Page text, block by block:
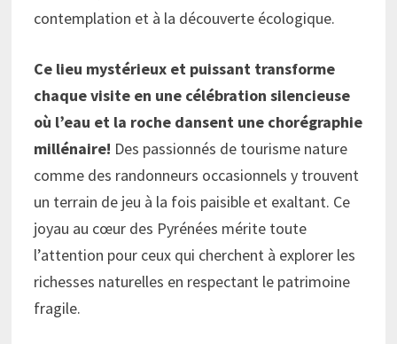
contemplation et à la découverte écologique.
Ce lieu mystérieux et puissant transforme
chaque visite en une célébration silencieuse
où l’eau et la roche dansent une chorégraphie
millénaire! Des passionnés de tourisme nature
comme des randonneurs occasionnels y trouvent
un terrain de jeu à la fois paisible et exaltant. Ce
joyau au cœur des Pyrénées mérite toute
l’attention pour ceux qui cherchent à explorer les
richesses naturelles en respectant le patrimoine
fragile.